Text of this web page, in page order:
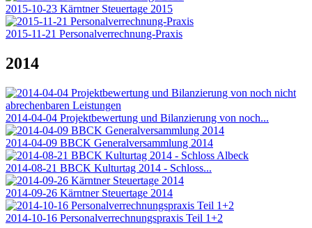
2015-10-23 Kärntner Steuertage 2015
2015-11-21 Personalverrechnung-Praxis
2014
2014-04-04 Projektbewertung und Bilanzierung von noch...
2014-04-09 BBCK Generalversammlung 2014
2014-08-21 BBCK Kulturtag 2014 - Schloss...
2014-09-26 Kärntner Steuertage 2014
2014-10-16 Personalverrechnungspraxis Teil 1+2